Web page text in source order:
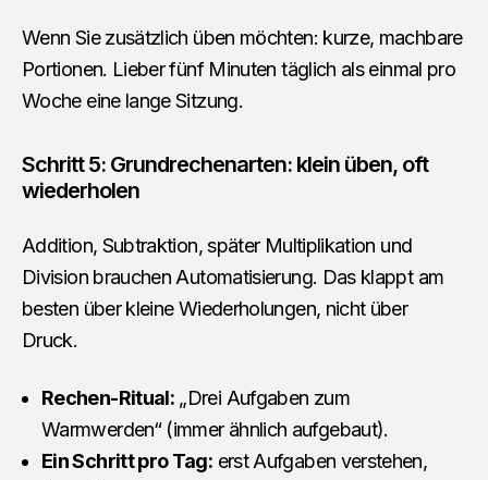
Wenn Sie zusätzlich üben möchten: kurze, machbare
Portionen. Lieber fünf Minuten täglich als einmal pro
Woche eine lange Sitzung.
Schritt 5: Grundrechenarten: klein üben, oft
wiederholen
Addition, Subtraktion, später Multiplikation und
Division brauchen Automatisierung. Das klappt am
besten über kleine Wiederholungen, nicht über
Druck.
Rechen-Ritual: „Drei Aufgaben zum
Warmwerden“ (immer ähnlich aufgebaut).
Ein Schritt pro Tag: erst Aufgaben verstehen,